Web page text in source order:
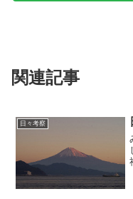
関連記事
日々考察